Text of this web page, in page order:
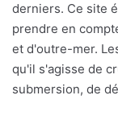
derniers. Ce site
prendre en
et d'outre-mer.
qu'il s'agisse de
submersion, de